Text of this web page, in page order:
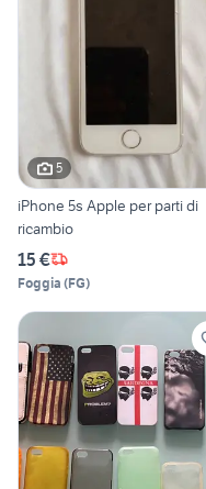
5
iPhone 5s Apple per parti di
ricambio
15 €
Foggia (FG)